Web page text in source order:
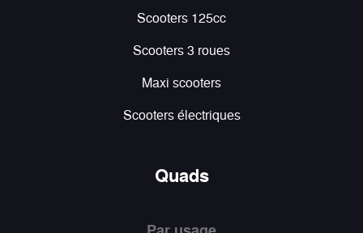
Scooters 125cc
Scooters 3 roues
Maxi scooters
Scooters électriques
Quads